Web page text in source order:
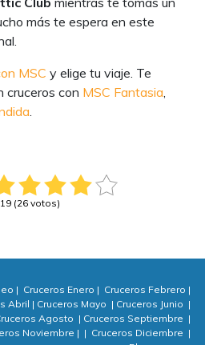
más te espera en este
MSC y elige tu viaje. Te
cruceros con MSC Fantasia,
.
(26 votos)
| Cruceros Enero | Cruceros Febrero |
Abril | Cruceros Mayo | Cruceros Junio |
Agosto | Cruceros Septiembre |
Noviembre | | Cruceros Diciembre |